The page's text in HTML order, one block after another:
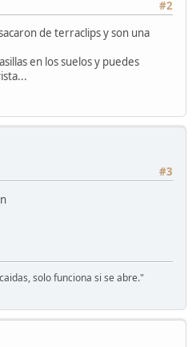
#2
de terraclips y son una
en los suelos y puedes
#3
solo funciona si se abre."